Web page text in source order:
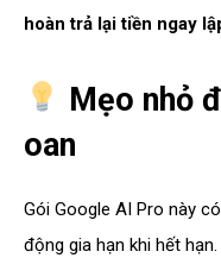
hoàn trả lại tiền ngay
Mẹo nhỏ
oan
Gói Google AI Pro này
động gia hạn khi hết